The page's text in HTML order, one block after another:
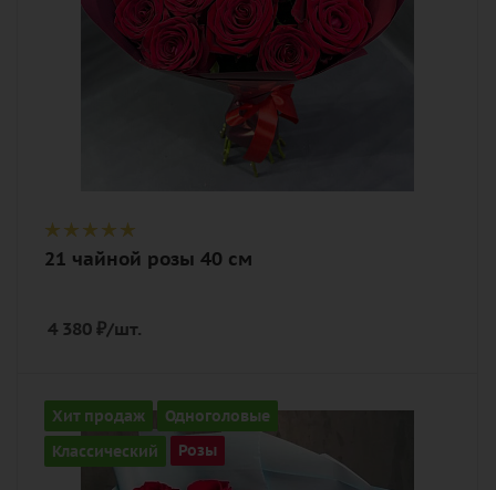
21 чайной розы 40 см
4 380 ₽/шт.
Хит продаж
Одноголовые
Классический
Розы
Количество
21